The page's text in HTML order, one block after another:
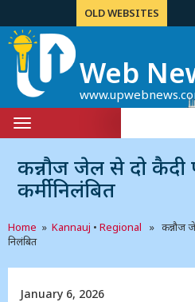
OLD WEBSITES
Web
Toggle
navigation
कन्नौज जेल से दो कैदी
कर्मी निलंबित
Home » Kannauj • Regional » कन्नौज
निलंबित
January 6, 2026